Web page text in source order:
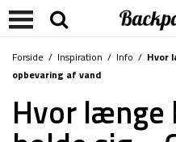
Forside / Inspiration / Info / Hvor
opbevaring af vand
Hvor længe